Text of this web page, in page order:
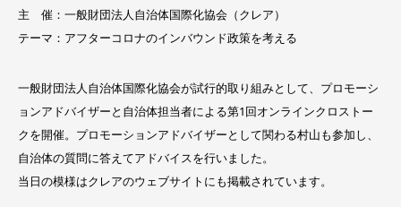
主 催：一般財団法人自治体国際化協会（クレア）
テーマ：アフターコロナのインバウンド政策を考える
一般財団法人自治体国際化協会が試行的取り組みとして、プロモーシ
ョンアドバイザーと自治体担当者による第1回オンラインクロストー
クを開催。プロモーションアドバイザーとして関わる村山も参加し、
自治体の質問に答えてアドバイスを行いました。
当日の模様はクレアのウェブサイトにも掲載されています。